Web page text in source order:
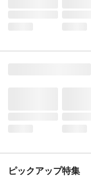
ピックアップ特集